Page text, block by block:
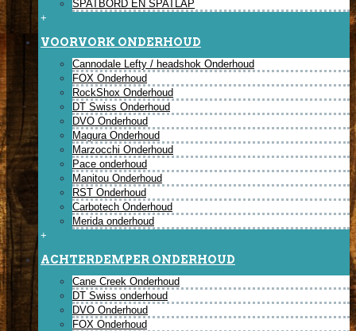
SPATBORD EN SPATLAP
+
VOORVORK ONDERHOUD
Cannodale Lefty / headshok Onderhoud
FOX Onderhoud
RockShox Onderhoud
DT Swiss Onderhoud
DVO Onderhoud
Magura Onderhoud
Marzocchi Onderhoud
Pace onderhoud
Manitou Onderhoud
RST Onderhoud
Carbotech Onderhoud
Merida onderhoud
+
ACHTERDEMPER ONDERHOUD
Cane Creek Onderhoud
DT Swiss onderhoud
DVO Onderhoud
FOX Onderhoud